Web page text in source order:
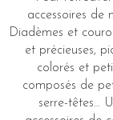
accessoires de
Diadèmes et
et précieuses,
colorés et
composés de
serre-têtes…